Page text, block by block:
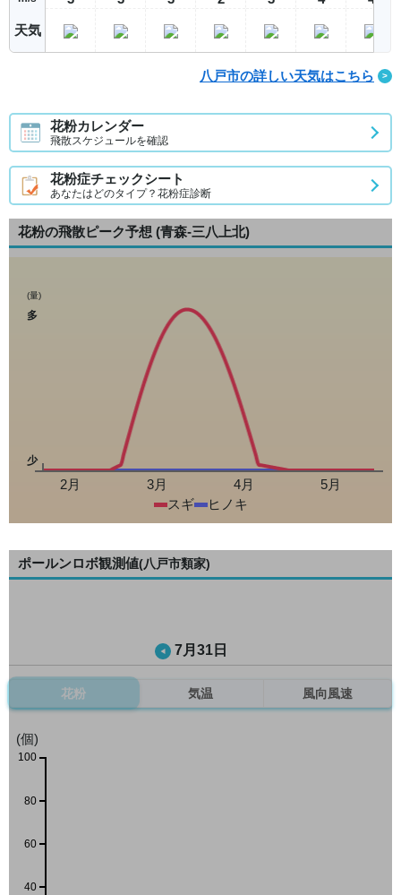
天気
八戸市の詳しい天気はこちら
花粉カレンダー
飛散スケジュールを確認
花粉症チェックシート
あなたはどのタイプ？花粉症診断
花粉の飛散ピーク予想 (青森-三八上北)
(量)
多
少
2月 3月 4月
5月
スギ
ヒノキ
ポールンロボ観測値(八戸市類家)
7月31日
花粉 気温 風向風速
(個)
40
60
80
100